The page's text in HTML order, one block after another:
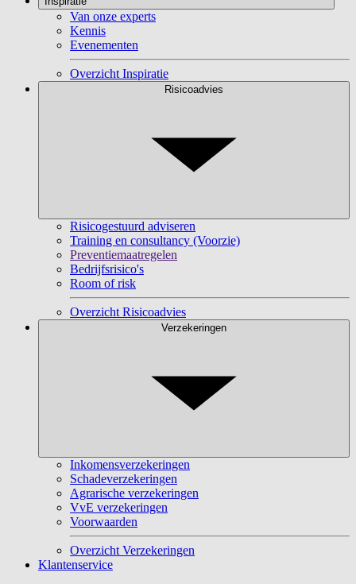
Van onze experts
Kennis
Evenementen
Overzicht Inspiratie
Risicoadvies
Risicogestuurd adviseren
Training en consultancy (Voorzie)
Preventiemaatregelen
Bedrijfsrisico's
Room of risk
Overzicht Risicoadvies
Verzekeringen
Inkomensverzekeringen
Schadeverzekeringen
Agrarische verzekeringen
VvE verzekeringen
Voorwaarden
Overzicht Verzekeringen
Klantenservice